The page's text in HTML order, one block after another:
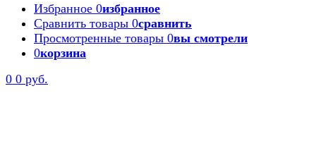
Избранное 0избранное
Сравнить товары 0сравнить
Просмотренные товары 0вы смотрели
0корзина
0 0 руб.